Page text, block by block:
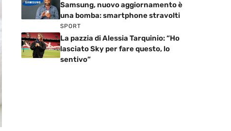
Samsung, nuovo aggiornamento è
una bomba: smartphone stravolti
SPORT
La pazzia di Alessia Tarquinio: “Ho
lasciato Sky per fare questo, lo
sentivo”